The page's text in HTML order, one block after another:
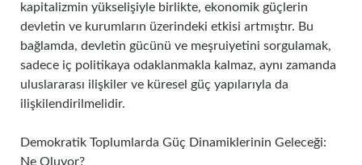
kapitalizmin yükselişiyle birlikte, ekonomik güçlerin
devletin ve kurumların üzerindeki etkisi artmıştır. Bu
bağlamda, devletin gücünü ve meşruiyetini sorgulamak,
sadece iç politikaya odaklanmakla kalmaz, aynı zamanda
uluslararası ilişkiler ve küresel güç yapılarıyla da
ilişkilendirilmelidir.
Demokratik Toplumlarda Güç Dinamiklerinin Geleceği:
Ne Oluyor?